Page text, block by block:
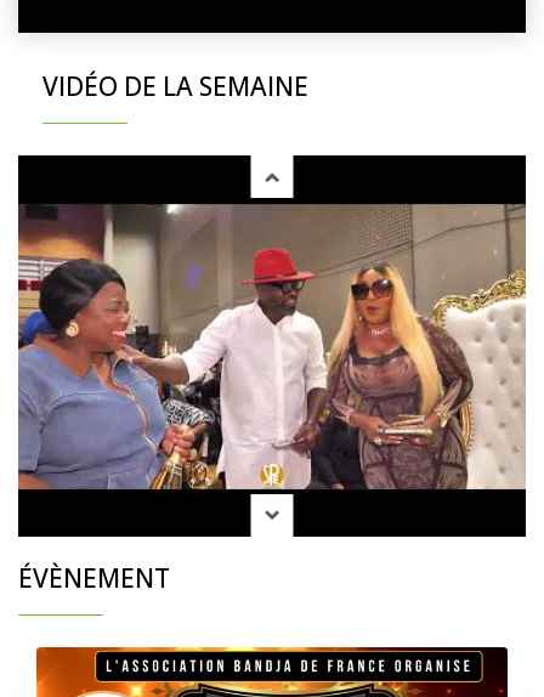
VIDÉO DE LA SEMAINE
ÉVÈNEMENT